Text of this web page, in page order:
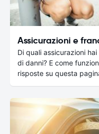
Assicurazioni e
Di quali assicurazioni
di danni? E come
risposte su questa